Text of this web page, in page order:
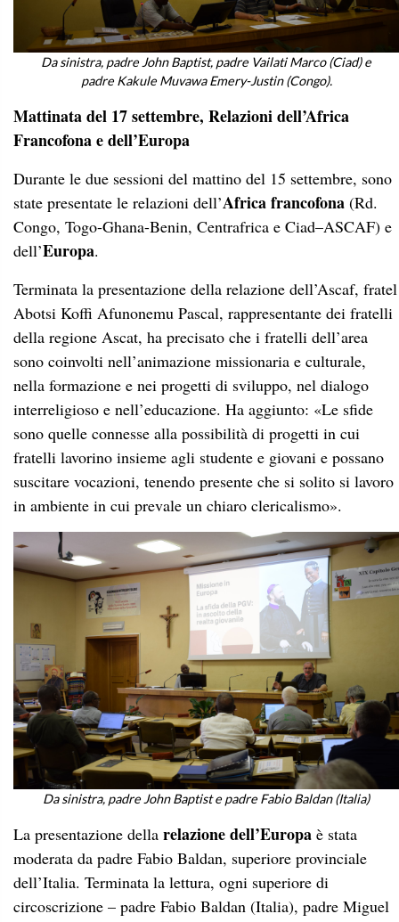
Da sinistra, padre John Baptist, padre Vailati Marco (Ciad) e
padre Kakule Muvawa Emery-Justin (Congo).
Mattinata del 17 settembre, Relazioni dell’Africa
Francofona e dell’Europa
Durante le due sessioni del mattino del 15 settembre, sono
state presentate le relazioni dell’Africa francofona (Rd.
Congo, Togo-Ghana-Benin, Centrafrica e Ciad–ASCAF) e
dell’Europa.
Terminata la presentazione della relazione dell’Ascaf, fratel
Abotsi Koffi Afunonemu Pascal, rappresentante dei fratelli
della regione Ascat, ha precisato che i fratelli dell’area
sono coinvolti nell’animazione missionaria e culturale,
nella formazione e nei progetti di sviluppo, nel dialogo
interreligioso e nell’educazione. Ha aggiunto: «Le sfide
sono quelle connesse alla possibilità di progetti in cui
fratelli lavorino insieme agli studente e giovani e possano
suscitare vocazioni, tenendo presente che si solito si lavoro
in ambiente in cui prevale un chiaro clericalismo».
Da sinistra, padre John Baptist e padre Fabio Baldan (Italia)
La presentazione della relazione dell’Europa è stata
moderata da padre Fabio Baldan, superiore provinciale
dell’Italia. Terminata la lettura, ogni superiore di
circoscrizione – padre Fabio Baldan (Italia), padre Miguel